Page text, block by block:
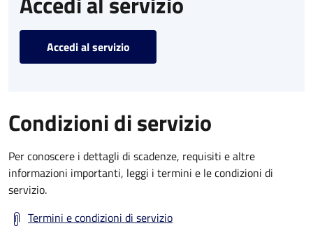
Accedi al servizio
Condizioni di servizio
Per conoscere i dettagli di scadenze, requisiti e altre
informazioni importanti, leggi i termini e le condizioni di
servizio.
Termini e condizioni di servizio